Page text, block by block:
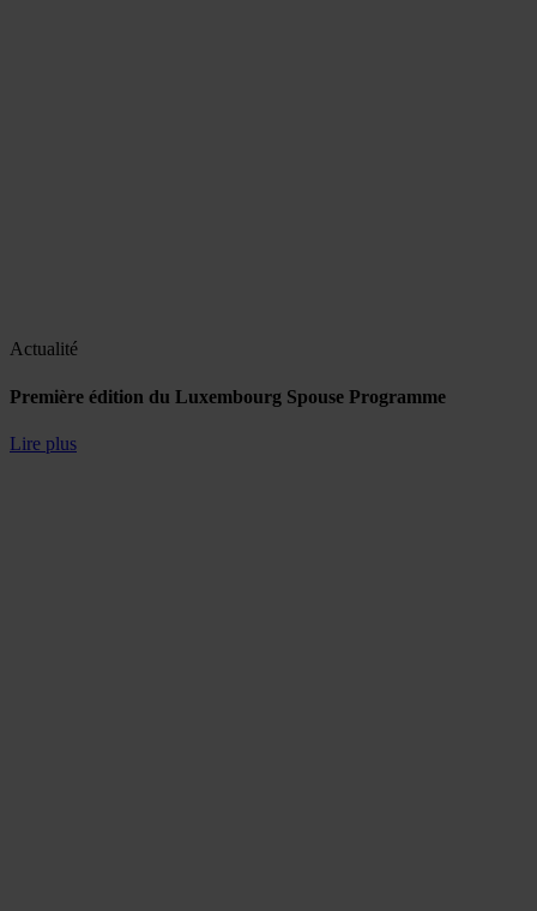
Actualité
Première édition du Luxembourg Spouse Programme
Lire plus